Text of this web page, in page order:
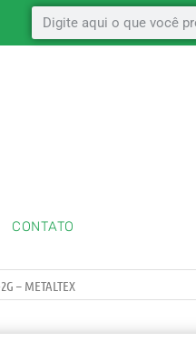
CONTATO
– METALTEX